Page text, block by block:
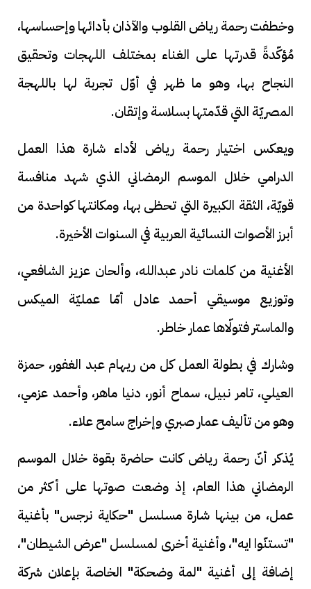
وخطفت رحمة رياض القلوب والآذان بأدائها وإحساسها،
مُؤكّدةً قدرتها على الغناء بمختلف اللهجات وتحقيق
النجاح بها، وهو ما ظهر في أوّل تجربة لها باللهجة
المصريّة التي قدّمتها بسلاسة وإتقان.
ويعكس اختيار رحمة رياض لأداء شارة هذا العمل
الدرامي خلال الموسم الرمضاني الذي شهد منافسة
قويّة، الثقة الكبيرة التي تحظى بها، ومكانتها كواحدة من
أبرز الأصوات النسائية العربية في السنوات الأخيرة.
الأغنية من كلمات نادر عبدالله، وألحان عزيز الشافعي،
وتوزيع موسيقي أحمد عادل أمّا عمليّة الميكس
والماستر فتولّاها عمار خاطر.
وشارك في بطولة العمل كل من ريهام عبد الغفور، حمزة
العيلي، تامر نبيل، سماح أنور، دنيا ماهر، وأحمد عزمي،
وهو من تأليف عمار صبري وإخراج سامح علاء.
يُذكر أنّ رحمة رياض كانت حاضرة بقوة خلال الموسم
الرمضاني هذا العام، إذ وضعت صوتها على أكثر من
عمل، من بينها شارة مسلسل "حكاية نرجس" بأغنية
"تستنّوا ايه"، وأغنية أخرى لمسلسل "عرض الشيطان"،
إضافة إلى أغنية "لمة وضحكة" الخاصة بإعلان شركة